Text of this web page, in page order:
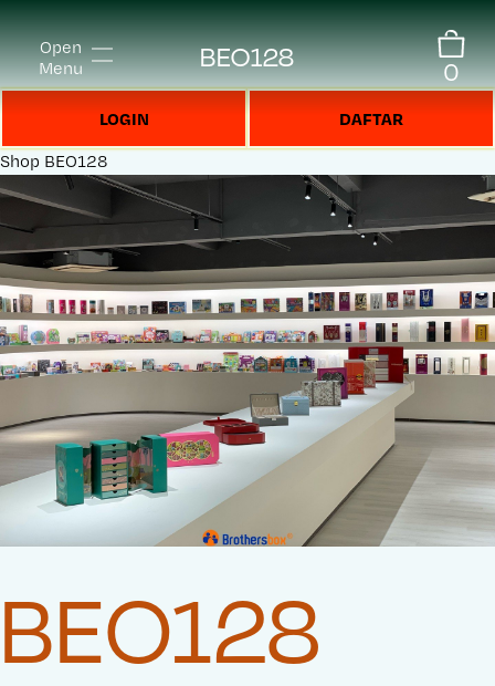
Open
Menu
BEO128 0
LOGIN DAFTAR
Shop BEO128
BEO128